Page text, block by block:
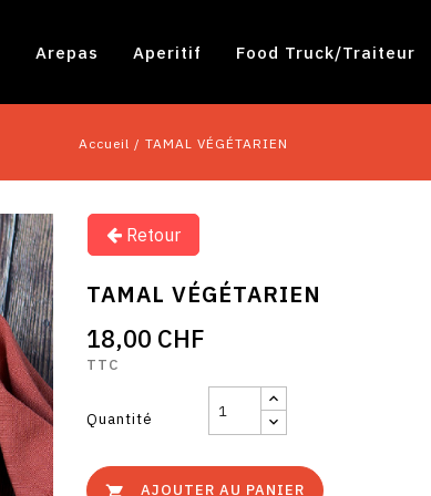
Arepas Aperitif Food Truck/traiteur
Accueil TAMAL VÉGÉTARIEN
Retour
TAMAL VÉGÉTARIEN
18,00 CHF
TTC
Quantité
AJOUTER AU PANIER